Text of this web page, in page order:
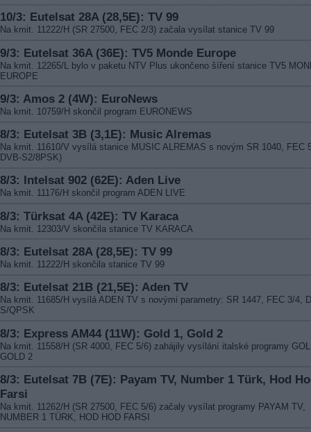
10/3: Eutelsat 28A (28,5E): TV 99
Na kmit. 11222/H (SR 27500, FEC 2/3) začala vysílat stanice TV 99
9/3: Eutelsat 36A (36E): TV5 Monde Europe
Na kmit. 12265/L bylo v paketu NTV Plus ukončeno šíření stanice TV5
EUROPE
9/3: Amos 2 (4W): EuroNews
Na kmit. 10759/H skončil program EURONEWS
8/3: Eutelsat 3B (3,1E): Music Alremas
Na kmit. 11610/V vysílá stanice MUSIC ALREMAS s novým SR 1040, FEC
DVB-S2/8PSK)
8/3: Intelsat 902 (62E): Aden Live
Na kmit. 11176/H skončil program ADEN LIVE
8/3: Türksat 4A (42E): TV Karaca
Na kmit. 12303/V skončila stanice TV KARACA
8/3: Eutelsat 28A (28,5E): TV 99
Na kmit. 11222/H skončila stanice TV 99
8/3: Eutelsat 21B (21,5E): Aden TV
Na kmit. 11685/H vysílá ADEN TV s novými parametry: SR 1447, FEC 3/4,
S/QPSK
8/3: Express AM44 (11W): Gold 1, Gold 2
Na kmit. 11558/H (SR 4000, FEC 5/6) zahájily vysílání italské programy
GOLD 2
8/3: Eutelsat 7B (7E): Payam TV, Number 1 Türk, Hod
Farsi
Na kmit. 11262/H (SR 27500, FEC 5/6) začaly vysílat programy PAYAM TV,
NUMBER 1 TÜRK, HOD HOD FARSI